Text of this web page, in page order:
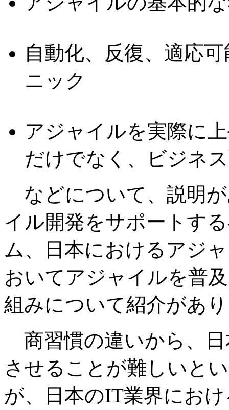
自動化、反復、適応
ニック
アジャイルを実際に
だけでなく、ビジネ
などについて、説明
イル開発をサポートす
ム、日本におけるアジ
おいてアジャイルを普
組みについて紹介があ
商習慣の違いから、
させることが難しいと
が、日本のIT業界にお